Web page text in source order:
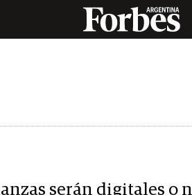
serán digitales o